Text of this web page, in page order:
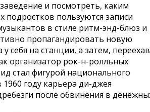
и посмотреть, каким
подростков пользуются записи
в стиле ритм-энд-блюз и
пропагандировать новую
у себя на станции, а затем,
организатор рок-н-ролльных
стал фигурой национального
году карьера ди-джея
после обвинения в